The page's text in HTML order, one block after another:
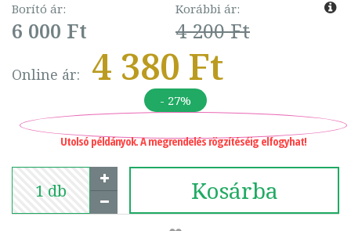
Borító ár:
6 000 Ft
Korábbi ár:
4 200 Ft
Online ár: 4 380 Ft
- 27%
Utolsó példányok. A megrendelés rögzítéséig elfogyhat!
Kosárba